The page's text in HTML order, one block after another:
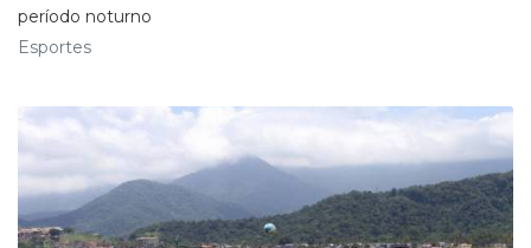
período noturno
Esportes